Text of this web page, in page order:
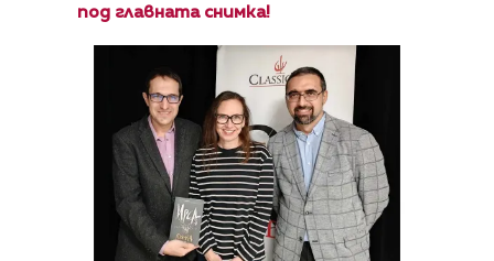
под главната снимка!